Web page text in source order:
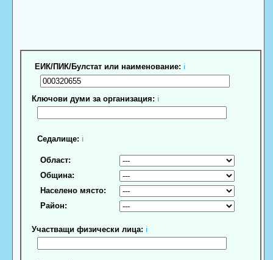
ЕИК/ПИК/Булстат или наименование: ℹ
Ключови думи за организация: ℹ
Седалище: ℹ
Област:
Община:
Населено място:
Район:
Участващи физически лица: ℹ